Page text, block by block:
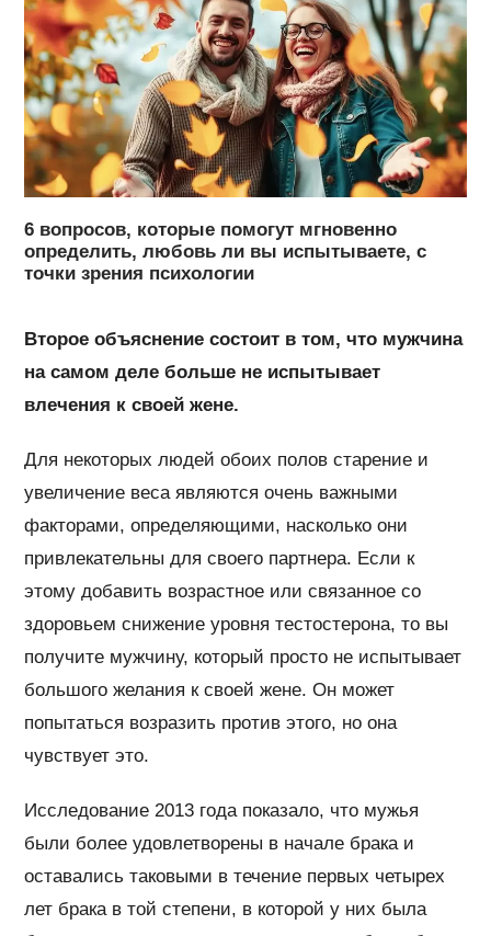
6 вопросов, которые помогут мгновенно
определить, любовь ли вы испытываете, с
точки зрения психологии
Второе объяснение состоит в том, что мужчина
на самом деле больше не испытывает
влечения к своей жене.
Для некоторых людей обоих полов старение и
увеличение веса являются очень важными
факторами, определяющими, насколько они
привлекательны для своего партнера. Если к
этому добавить возрастное или связанное со
здоровьем снижение уровня тестостерона, то вы
получите мужчину, который просто не испытывает
большого желания к своей жене. Он может
попытаться возразить против этого, но она
чувствует это.
Исследование 2013 года показало, что мужья
были более удовлетворены в начале брака и
оставались таковыми в течение первых четырех
лет брака в той степени, в которой у них была